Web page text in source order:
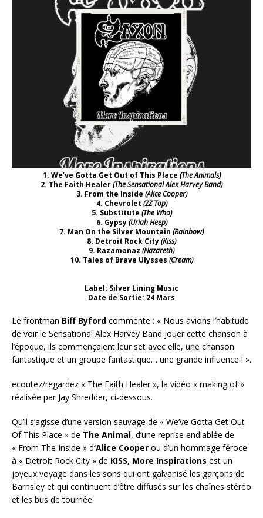
1. We’ve Gotta Get Out of This Place (The Animals)
2. The Faith Healer(The Sensational Alex Harvey Band)
3. From the Inside (Alice Cooper)
4. Chevrolet (ZZ Top)
5. Substitute (The Who)
6. Gypsy(Uriah Heep)
7. Man On the Silver Mountain (Rainbow)
8. Detroit Rock City(Kiss)
9. Razamanaz (Nazareth)
10. Tales of Brave Ulysses (Cream)
Label: Silver Lining Music
Date de Sortie: 24 Mars
Le frontman Biff Byford commente : « Nous avions l’habitude
de voir le Sensational Alex Harvey Band jouer cette chanson à
l’époque, ils commençaient leur set avec elle, une chanson
fantastique et un groupe fantastique… une grande influence ! ».
ecoutez/regardez « The Faith Healer », la vidéo « making of »
réalisée par Jay Shredder, ci-dessous.
Qu’il s’agisse d’une version sauvage de « We’ve Gotta Get Out
Of This Place » de The Animal, d’une reprise endiablée de
« From The Inside » d‘Alice Cooper ou d’un hommage féroce
à « Detroit Rock City » de KISS, More Inspirations est un
joyeux voyage dans les sons qui ont galvanisé les garçons de
Barnsley et qui continuent d’être diffusés sur les chaînes stéréo
et les bus de tournée.